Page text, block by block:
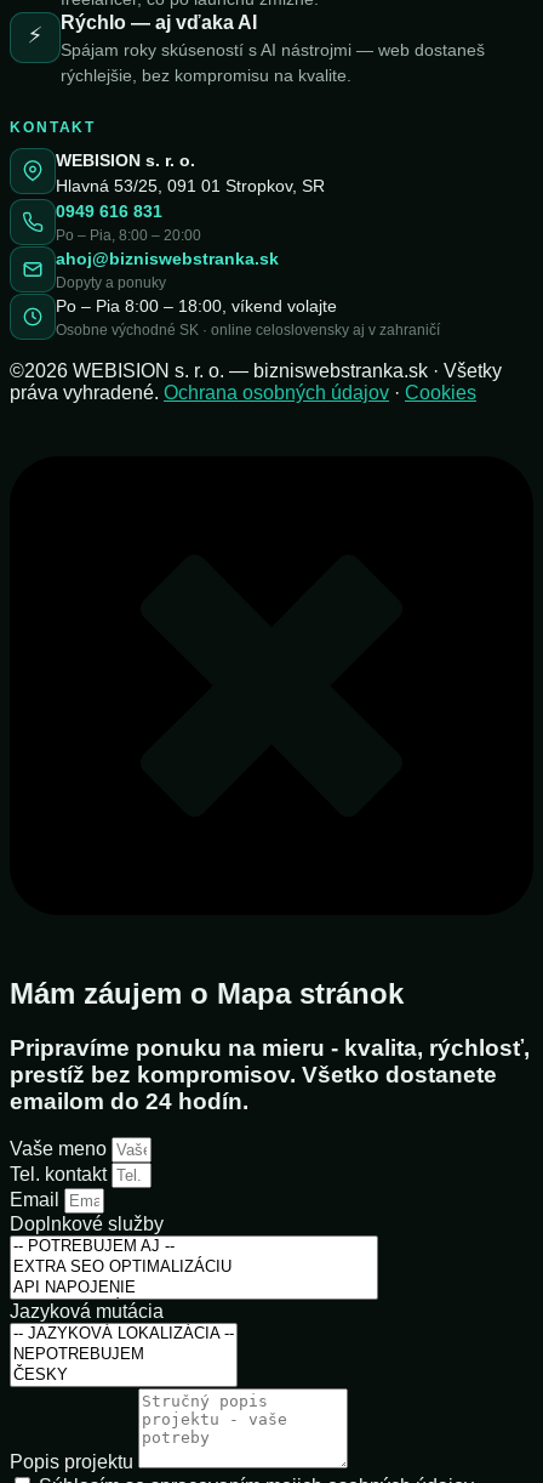
⚡ Rýchlo — aj vďaka AI
Spájam roky skúseností s AI nástrojmi — web dostaneš
rýchlejšie, bez kompromisu na kvalite.
KONTAKT
WEBISION s. r. o.
Hlavná 53/25, 091 01 Stropkov, SR
0949 616 831
Po – Pia, 8:00 – 20:00
ahoj@bizniswebstranka.sk
Dopyty a ponuky
Po – Pia 8:00 – 18:00, víkend volajte
Osobne východné SK · online celoslovensky aj v zahraničí
©2026 WEBISION s. r. o. — bizniswebstranka.sk · Všetky
práva vyhradené. Ochrana osobných údajov · Cookies
Mám záujem o Mapa stránok
Pripravíme ponuku na mieru - kvalita, rýchlosť,
prestíž bez kompromisov. Všetko dostanete
emailom do 24 hodín.
Vaše meno
Tel. kontakt
Email
Doplnkové služby
Jazyková mutácia
Popis projektu